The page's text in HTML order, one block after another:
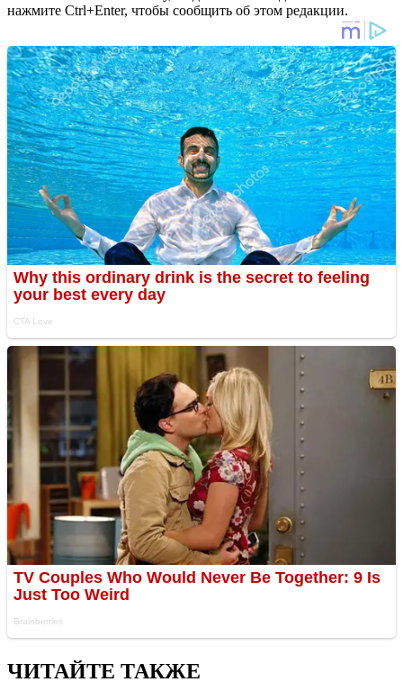
нажмите Ctrl+Enter, чтобы сообщить об этом редакции.
ЧИТАЙТЕ ТАКЖЕ